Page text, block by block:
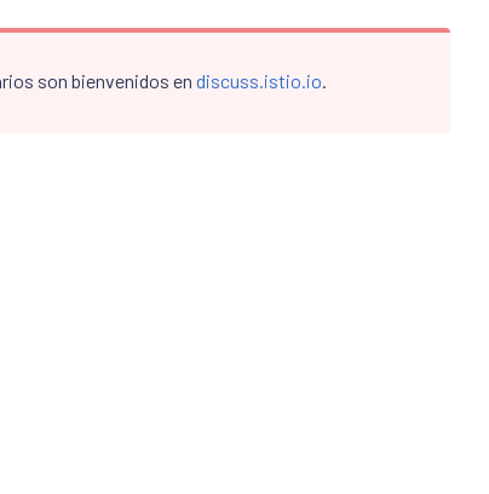
son bienvenidos en discuss.istio.io.